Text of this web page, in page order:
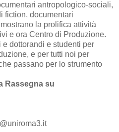
antropologico-sociali,
fiction, documentari
la prolifica attività
e ora Centro di Produzione.
e dottorandi e studenti per
e per tutti noi per
passano per lo strumento
Rassegna su